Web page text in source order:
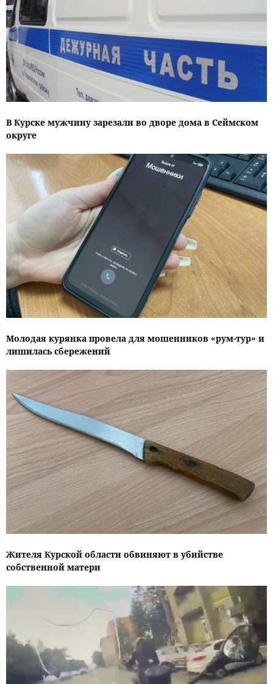
В Курске мужчину зарезали во дворе дома в Сеймском
округе
Молодая курянка провела для мошенников «рум-тур» и
лишилась сбережений
Жителя Курской области обвиняют в убийстве
собственной матери